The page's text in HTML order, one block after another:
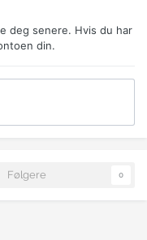
deg senere. Hvis du har
din.
Følgere 0